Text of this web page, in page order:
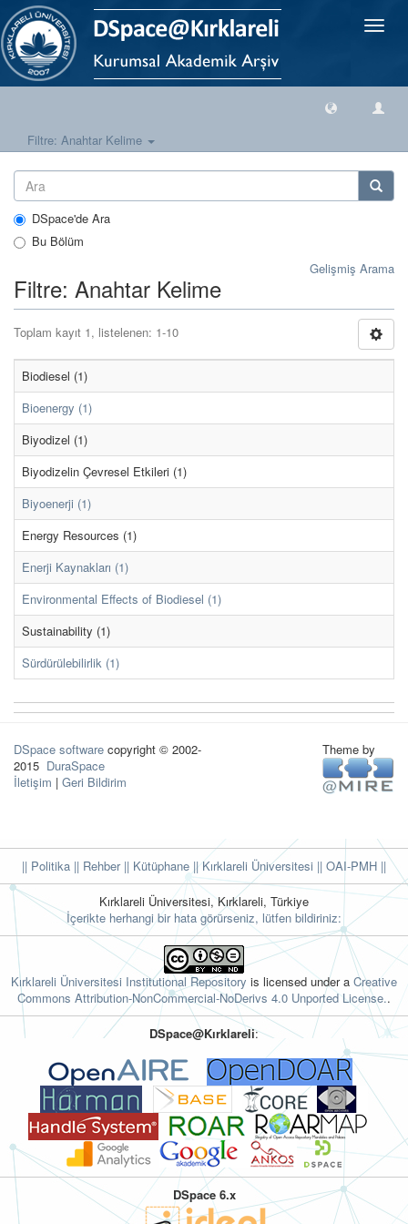
Geçiş
Filtre: Anahtar Kelime
DSpace'de Ara
Bu Bölüm
Gelişmiş Arama
Filtre: Anahtar Kelime
Toplam kayıt 1, listelenen: 1-10
Biodiesel (1)
Bioenergy (1)
Biyodizel (1)
Biyodizelin Çevresel Etkileri (1)
Biyoenerji (1)
Energy Resources (1)
Enerji Kaynakları (1)
Environmental Effects of Biodiesel (1)
Sustainability (1)
Sürdürülebilirlik (1)
DSpace software copyright © 2002-
2015 DuraSpace
İletişim | Geri Bildirim
Theme by
|| Politika || Rehber|| Kütüphane || Kırklareli Üniversitesi || OAI-PMH ||
Kırklareli Üniversitesi, Kırklareli, Türkiye
İçerikte herhangi bir hata görürseniz, lütfen bildiriniz:
Kırklareli Üniversitesi Institutional Repository is licensed under a Creative
Commons Attribution-NonCommercial-NoDerivs 4.0 Unported License..
DSpace@Kırklareli:
DSpace 6.x